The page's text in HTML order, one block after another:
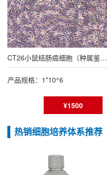
CT26小鼠结肠癌细胞（种属鉴定报告/STR鉴定报告）
产品规格：1*10^6
¥1500
热销细胞培养体系推荐